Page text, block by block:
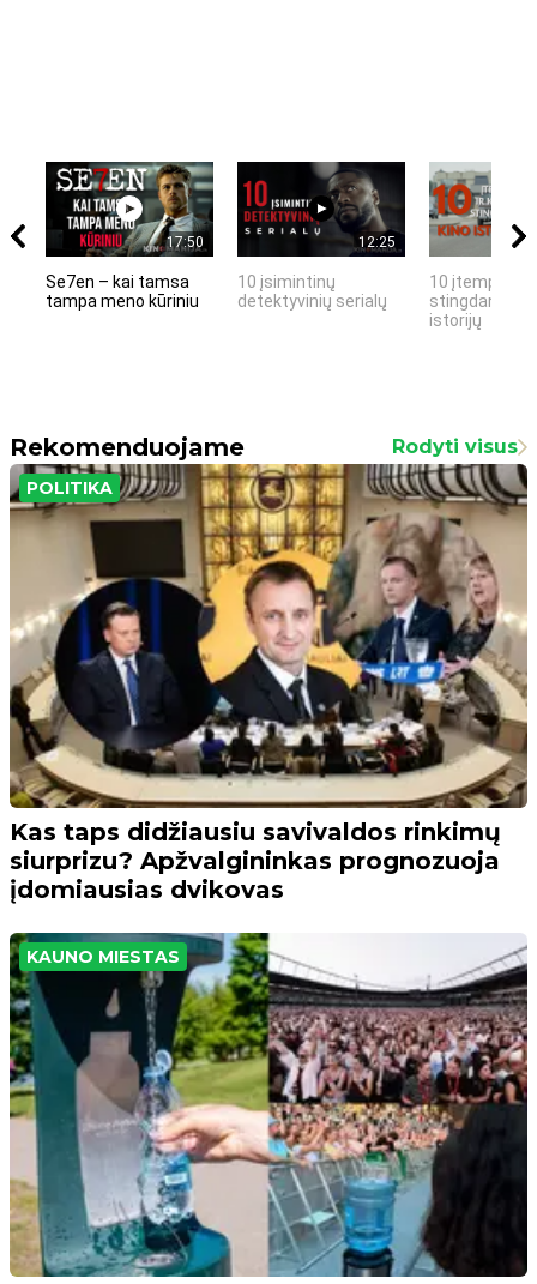
17:50
Se7en – kai tamsa
tampa meno kūriniu
12:25
10 įsimintinų
detektyvinių serialų
10 įtemptų,
stingdančių
istorijų
Rekomenduojame Rodyti visus
POLITIKA
Kas taps didžiausiu savivaldos rinkimų
siurprizu? Apžvalgininkas prognozuoja
įdomiausias dvikovas
KAUNO MIESTAS